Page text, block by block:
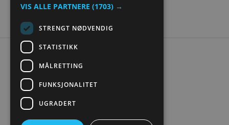
Tilgjengelighetserklæring
Personvern
Kontakt oss
Nettstedskart
VIS ALLE PARTNERE (1703) →
STRENGT NØDVENDIG
STATISTIKK
MÅLRETTING
FUNKSJONALITET
UGRADERT